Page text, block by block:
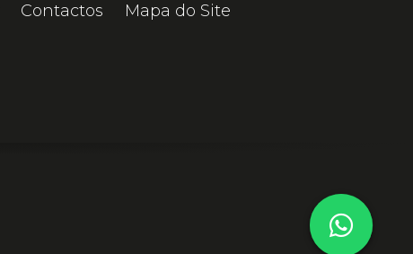
Contactos
Mapa do Site